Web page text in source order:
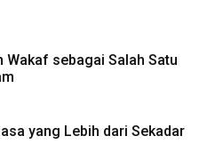
Wakaf sebagai Salah Satu
yang Lebih dari Sekadar